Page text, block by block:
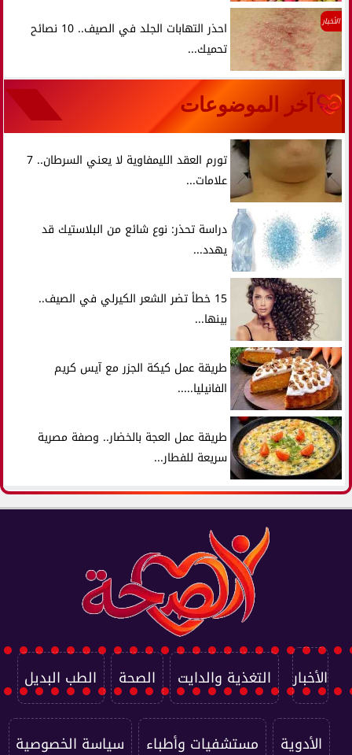
الأخبار
احذر التهابات الجلد في الصيف.. 10 نصائح
تحميك...
آخر الموضوعات
تورم العقد الليمفاوية لا يعني السرطان.. 7
علامات...
دراسة تحذر: نوع شائع من البلاستيك قد
يهدد...
15 خطأ تضر الشعر الكيرلي في الصيف..
بينها...
طريقة عمل كيكة الجزر مع آيس كريم
الفانيليا.....
طريقة عمل العجة بالخضار.. وصفة مصرية
سريعة للفطار...
الأخبار التغذية والدايت الصحة الطب البديل
الأدوية مستشفيات وأطباء سياسة الخصوصية